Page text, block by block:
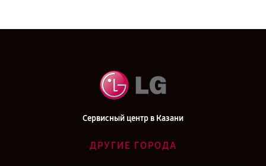
Сервисный центр в Казани
ДРУГИЕ ГОРОДА